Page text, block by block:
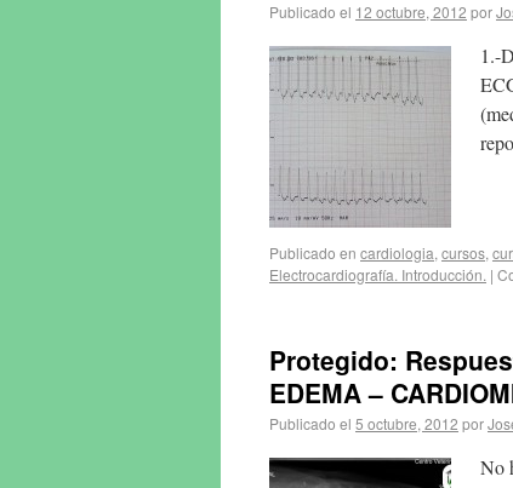
Publicado el 12 octubre, 2012 por
1.-
Publicado en cardiologia, cursos,
Electrocardiografía. Introducción. |
Protegido:
EDEMA –
Publicado el 5 octubre, 2012 por
No